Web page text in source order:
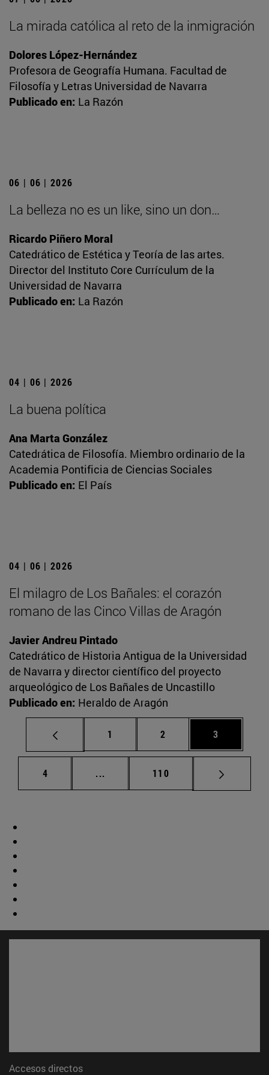
La mirada católica al reto de la inmigración
Dolores López-Hernández
Profesora de Geografía Humana. Facultad de
Filosofía y Letras Universidad de Navarra
Publicado en: La Razón
06 | 06 | 2026
La belleza no es un like, sino un don…
Ricardo Piñero Moral
Catedrático de Estética y Teoría de las artes.
Director del Instituto Core Currículum de la
Universidad de Navarra
Publicado en: La Razón
04 | 06 | 2026
La buena política
Ana Marta González
Catedrática de Filosofía. Miembro ordinario de la
Academia Pontificia de Ciencias Sociales
Publicado en: El País
04 | 06 | 2026
El milagro de Los Bañales: el corazón
romano de las Cinco Villas de Aragón
Javier Andreu Pintado
Catedrático de Historia Antigua de la Universidad
de Navarra y director científico del proyecto
arqueológico de Los Bañales de Uncastillo
Publicado en: Heraldo de Aragón
Página
1 Página
2 Página
3
Página
4 ... Páginas intermedias Use TAB para
Página
110
Accesos directos